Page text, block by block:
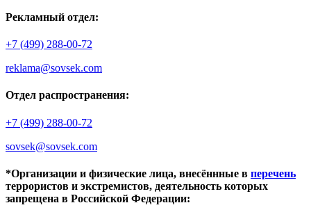
Рекламный отдел:
+7 (499) 288-00-72
reklama@sovsek.com
Отдел распространения:
+7 (499) 288-00-72
sovsek@sovsek.com
*Организации и физические лица, внесённные в перечень
террористов и экстремистов, деятельность которых
запрещена в Российской Федерации: